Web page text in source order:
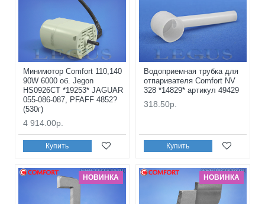
Минимотор Comfort 110,140
90W 6000 об. Jegon
HS0926CT *19253* JAGUAR
055-086-087, PFAFF 4852?
(530г)
4 914.00р.
Купить
Водоприемная трубка для
отпаривателя Comfort NV
328 *14829* артикул 49429
318.50р.
Купить
НОВИНКА НОВИНКА